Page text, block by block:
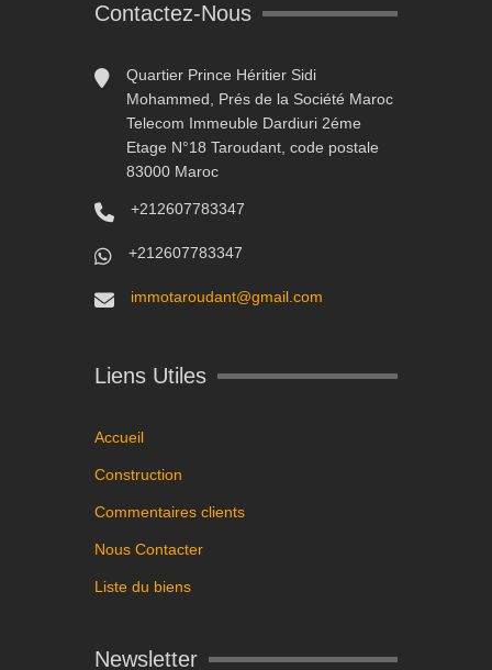
Contactez-Nous
Quartier Prince Héritier Sidi
Mohammed, Prés de la Société Maroc
Telecom Immeuble Dardiuri 2éme
Etage N°18 Taroudant, code postale
83000 Maroc
+212607783347
+212607783347
immotaroudant@gmail.com
Liens Utiles
Accueil
Construction
Commentaires clients
Nous Contacter
Liste du biens
Newsletter